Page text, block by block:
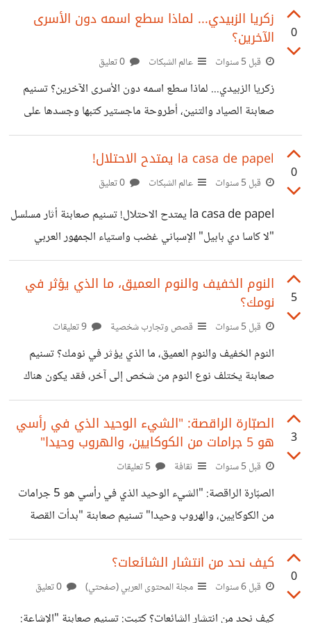
أمام تضحيات قدّمها الأسرى الفلسطينيون، في سجون الاحتلال
الإسرائيلي. الكثير من التفاصيل التي يعيشها الأسرى
الفلسطينيون داخل السجون الإسرائيلية، أعمارهم تذوب خلف
القيود، يعيشون في عالم مظلم ومحكم الإغلاق، يتحكم في
حياتهم مجموعة من الطغاة المحتلين. الأسير مش مجرد رقم،
الفلسطينيين الذين
0
زكريا الزبيدي... لماذا سطع اسمه دون الأسرى
الآخرين؟
قبل 5 سنوات عالم الشبكات
زكريا الزبيدي... لماذا سطع اسمه دون الأسرى الآخرين؟ تسنيم
صعابنة الصياد والتنين، أطروحة ماجستير كتبها وجسدها على
أرض الواقع. عاد اسم الزبيدي إلى الواجهة مجددًا بعد نجاحه
و6آخرين بالفرار (انتزاع للحرية) من سجن جلبوع، في عملية
أحرجت المنظومة الأمنية الإسرائيلية، والتي أطلق عليها "الهروب
الزبيدي، من مواليد مخيم جنين، عام 1976، وأبرز قادة "كتائب
تعرض الزبيدي ل 4 محاولات اغتيال، وأصيب بالرصاص عدة
مرات،
0
la casa de papel يمتدح الاحتلال!
قبل 5 سنوات عالم الشبكات
la casa de papel يمتدح الاحتلال! تسنيم صعابنة أثار مسلسل
"لا كاسا دي بابيل" الإسباني غضب واستياء الجمهور العربي
والفلسطيني بعدما ظهر أبطاله بمقابلة تلفزيونية على قناة
إسرائيلية، امتدحوا خلالها الاحتلال، وانحازوا لظلمه، وانتهاكاته
بحق الفلسطينيين. هذا المسلسل الذي يحظى بمتابعة قوية جدًا
في الأوساط العربية، يتحدث عن التحرر من النظام المصرفي
العالمي، وظلم الدول والأنظمة القائمة بحق شعوبها، رغم هذا فإنه
يروج لانحياز الظلم، والوقوف ضد الحق والمظلومين، من خلال
5
النوم الخفيف والنوم العميق، ما الذي يؤثر في
نومك؟
قبل 5 سنوات قصص وتجارب شخصية
النوم الخفيف والنوم العميق، ما الذي يؤثر في نومك؟ تسنيم
صعابنة يختلف نوع النوم من شخص إلى آخر، فقد يكون هناك
أشخاص يزعجهم الصوت الخفيف ويكون سببًا في استيقاظهم،
والبعض الآخر، حتى أصوات صافرات الإنذار لا تزعج نومهم. هناك
الكثير من العوامل التي قد تؤثر على نوع النوم لدى الشخص،
بها الشخص خلال مرحلة نومه، وهذه العوامل هي: المرحلة
الأولى من النوم، وهي المرحلة التي ينام الشخص على الفراش،
3
الصبّارة الراقصة: "الشيء الوحيد الذي في رأسي
هو 5 جرامات من الكوكايين، والهروب وحيدا"
قبل 5 سنوات ثقافة
الصبّارة الراقصة: "الشيء الوحيد الذي في رأسي هو 5 جرامات
من الكوكايين، والهروب وحيدا" تسنيم صعابنة "بدأت القصة
بحديث سيدة بولندية مقيمة في تايوان على مواقع التواصل
الاجتماعي عن قصة الصبارة الراقصة التي اقتنتها لطفلها، كهدية
يلعب بها، لتكتشف بعد عدة أيام أنها تشتم خلال غنائها بالبولندية،
0
كيف نحد من انتشار الشائعات؟
قبل 6 سنوات مجلة المحتوى العربي (صفحتي)